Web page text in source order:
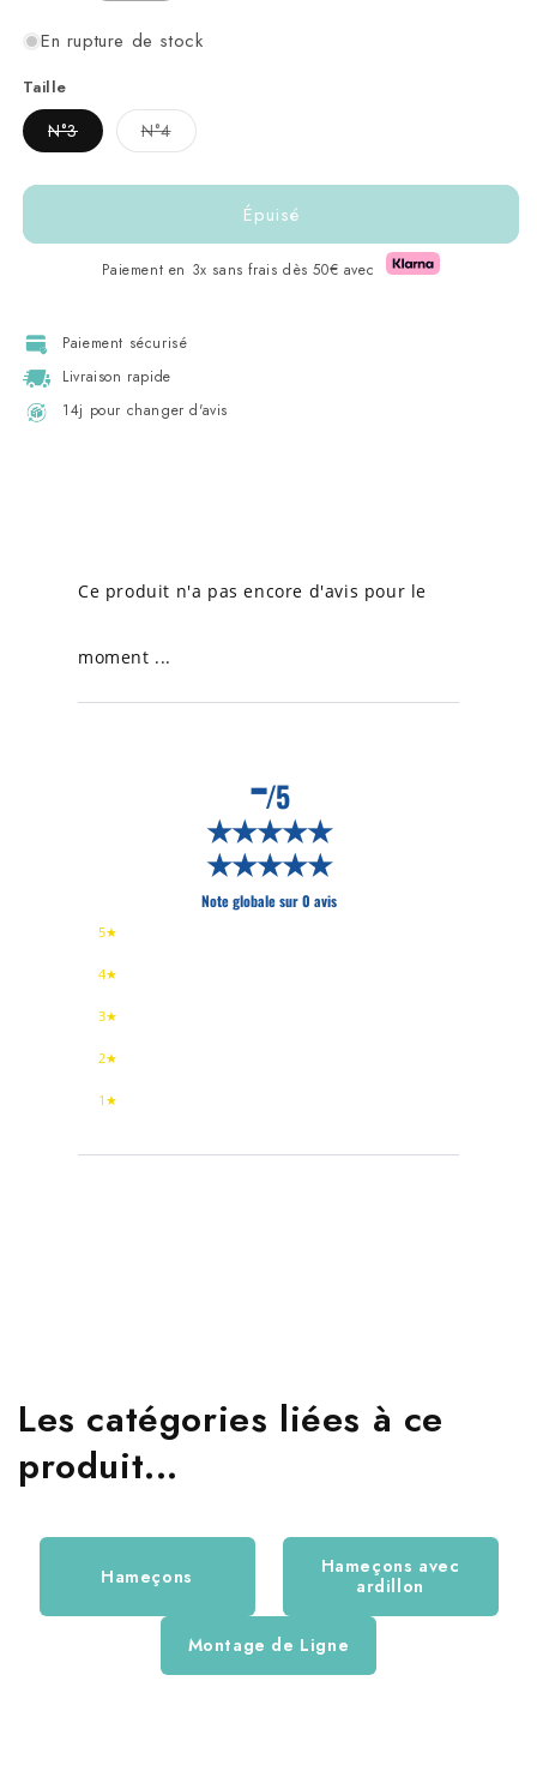
En rupture de stock
Taille
N°3Variante
épuisée
indisponible
N°4Variante
épuisée
indisponible
Épuisé
Paiement en 3x sans frais dès 50€ avec
Paiement sécurisé
Livraison rapide
14j pour changer d'avis
Ce produit n'a pas encore d'avis pour le
moment ...
-/5
★★★★★
★★★★★
Note globale sur 0 avis
5★
4★
3★
2★
1★
Les catégories liées à ce
produit...
Hameçons
Hameçons avec
ardillon
Montage de Ligne